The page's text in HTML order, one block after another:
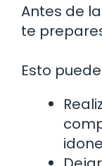
Antes de
te
Esto